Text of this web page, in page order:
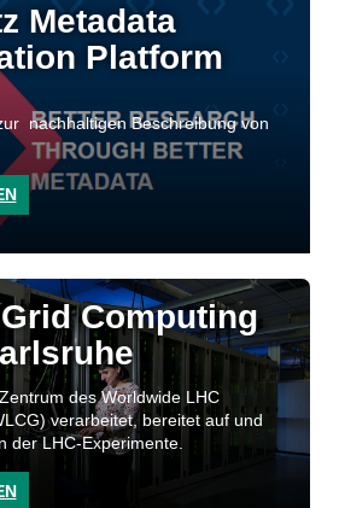
Metadata
Platform
nachhaltigen Beschreibung von
Computing
des Worldwide LHC
verarbeitet, bereitet auf und
der LHC-Experimente.